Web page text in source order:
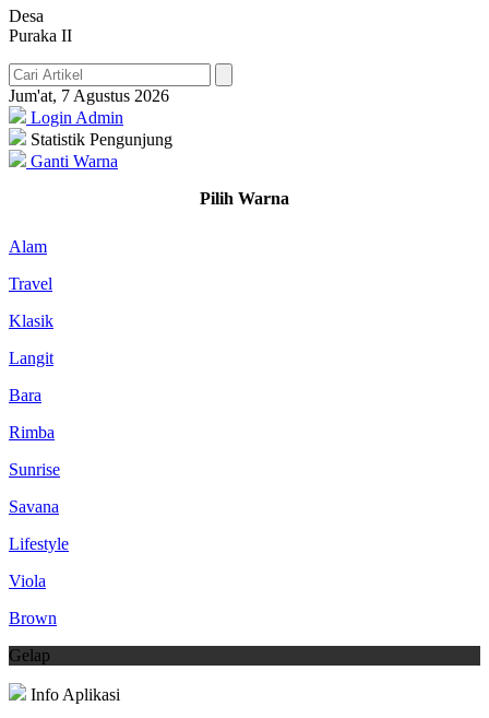
Desa
Puraka II
Jum'at, 7 Agustus 2026
Login Admin
Statistik Pengunjung
Ganti Warna
Pilih Warna
Alam
Travel
Klasik
Langit
Bara
Rimba
Sunrise
Savana
Lifestyle
Viola
Brown
Gelap
Info Aplikasi